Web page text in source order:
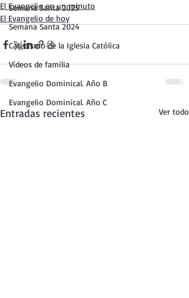
Semana Santa 2025
Semana Santa 2024
Catecismo de la Iglesia Católica
Vídeos de familia
Evangelio Dominical. Año B
Evangelio Dominical. Año C
El Evangelio en un minuto
El Evangelio de hoy
Entradas recientes Ver todo